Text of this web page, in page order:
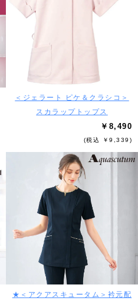
＜ジェラート ピケ＆クラシコ＞
スカラップトップス
￥8,490
(税込 ￥9,339)
★＜アクアスキュータム＞衿元配